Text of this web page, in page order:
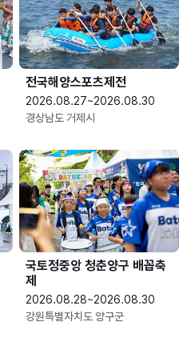
전국해양스포츠제전
2026.08.27~2026.08.30
경상남도 거제시
국토정중앙 청춘양구 배꼽축
제
2026.08.28~2026.08.30
강원특별자치도 양구군